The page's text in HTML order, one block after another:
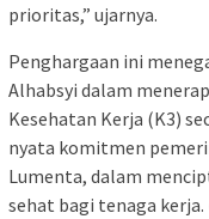
prioritas,” ujarnya.
Penghargaan ini
Alhabsyi dalam
Kesehatan Kerja (K3)
nyata komitmen
Lumenta, dalam
sehat bagi tenaga